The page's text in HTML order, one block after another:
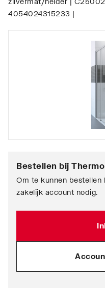
4054024315233 |
Bestellen bij
Om te kunnen bestellen
zakelijk account nodig.